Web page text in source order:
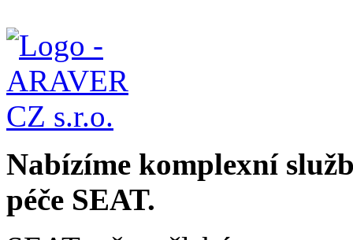
Nabízíme komplexní
péče SEAT.